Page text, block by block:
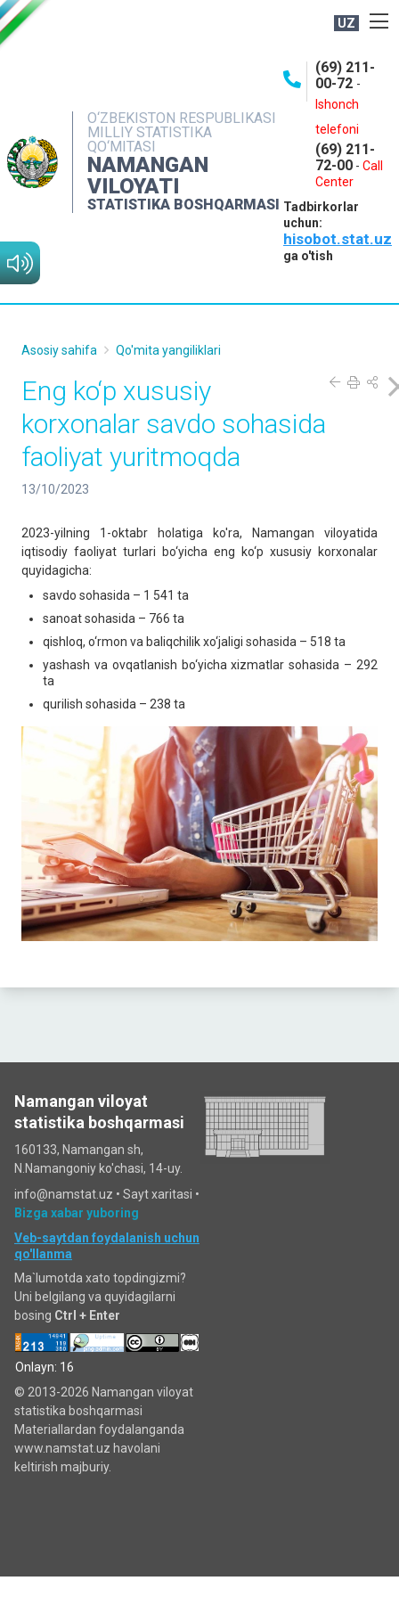
UZ
O‘ZBEKISTON RESPUBLIKASI
MILLIY STATISTIKA
QO‘MITASI
NAMANGAN
VILOYATI
STATISTIKA BOSHQARMASI
(69) 211-
00-72 -
Ishonch
telefoni
(69) 211-
72-00 - Call
Center
Tadbirkorlar
uchun:
hisobot.stat.uz
ga o'tish
NASHRLAR
INTERAKTIV XIZMATLAR
MATBUOT XIZMATI
MUROJAATLAR
Asosiy sahifa Qo'mita yangiliklari
Eng ko‘p xususiy
korxonalar savdo sohasida
faoliyat yuritmoqda
13/10/2023
2023-yilning 1-oktabr holatiga ko'ra, Namangan viloyatida
iqtisodiy faoliyat turlari bo‘yicha eng ko‘p xususiy korxonalar
quyidagicha:
savdo sohasida – 1 541 ta
sanoat sohasida – 766 ta
qishloq, o‘rmon va baliqchilik xo‘jaligi sohasida – 518 ta
yashash va ovqatlanish bo‘yicha xizmatlar sohasida – 292
ta
qurilish sohasida – 238 ta
Namangan viloyat
statistika boshqarmasi
160133, Namangan sh,
N.Namangoniy ko'chasi, 14-uy.
info@namstat.uz • Sayt xaritasi •
Bizga xabar yuboring
Veb-saytdan foydalanish uchun
qo'llanma
Ma`lumotda xato topdingizmi?
Uni belgilang va quyidagilarni
bosing Ctrl + Enter
Onlayn: 16
© 2013-2026 Namangan viloyat
statistika boshqarmasi
Materiallardan foydalanganda
www.namstat.uz havolani
keltirish majburiy.